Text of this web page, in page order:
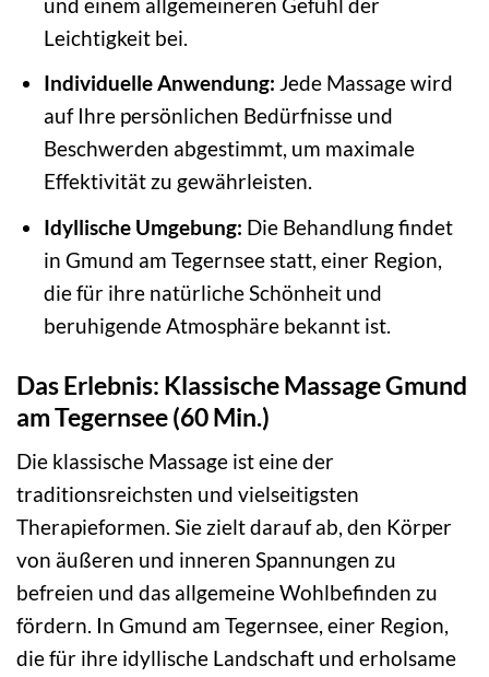
Leichtigkeit bei.
Individuelle Anwendung: Jede Massage wird
auf Ihre persönlichen Bedürfnisse und
Beschwerden abgestimmt, um maximale
Effektivität zu gewährleisten.
Idyllische Umgebung: Die Behandlung findet
in Gmund am Tegernsee statt, einer Region,
die für ihre natürliche Schönheit und
beruhigende Atmosphäre bekannt ist.
Das Erlebnis: Klassische Massage Gmund
am Tegernsee (60 Min.)
Die klassische Massage ist eine der
traditionsreichsten und vielseitigsten
Therapieformen. Sie zielt darauf ab, den Körper
von äußeren und inneren Spannungen zu
befreien und das allgemeine Wohlbefinden zu
fördern. In Gmund am Tegernsee, einer Region,
die für ihre idyllische Landschaft und erholsame